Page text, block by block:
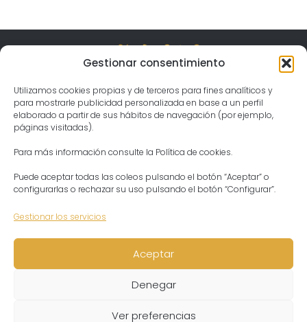
Gestionar consentimiento
Utilizamos cookies propias y de terceros para fines analíticos y
para mostrarle publicidad personalizada en base a un perfil
elaborado a partir de sus hábitos de navegación (por ejemplo,
páginas visitadas).
Para más información consulte la Política de cookies.
Puede aceptar todas las coleos pulsando el botón “Aceptar” o
configurarlas o rechazar su uso pulsando el botón “Configurar”.
Gestionar los servicios
Aceptar
Denegar
Ver preferencias
04559 Las Tablas, Almería
Horario
Lunes – Domingo:
04:30 – 21:30
Contacto
Presidenta del Ashram
ashram@templodekrishna.com
Política de cookies